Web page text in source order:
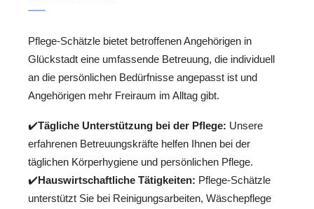
Pflege-Schätzle bietet betroffenen Angehörigen in
Glückstadt eine umfassende Betreuung, die individuell
an die persönlichen Bedürfnisse angepasst ist und
Angehörigen mehr Freiraum im Alltag gibt.
✔️Tägliche Unterstützung bei der Pflege: Unsere
erfahrenen Betreuungskräfte helfen Ihnen bei der
täglichen Körperhygiene und persönlichen Pflege.
✔️Hauswirtschaftliche Tätigkeiten: Pflege-Schätzle
unterstützt Sie bei Reinigungsarbeiten, Wäschepflege